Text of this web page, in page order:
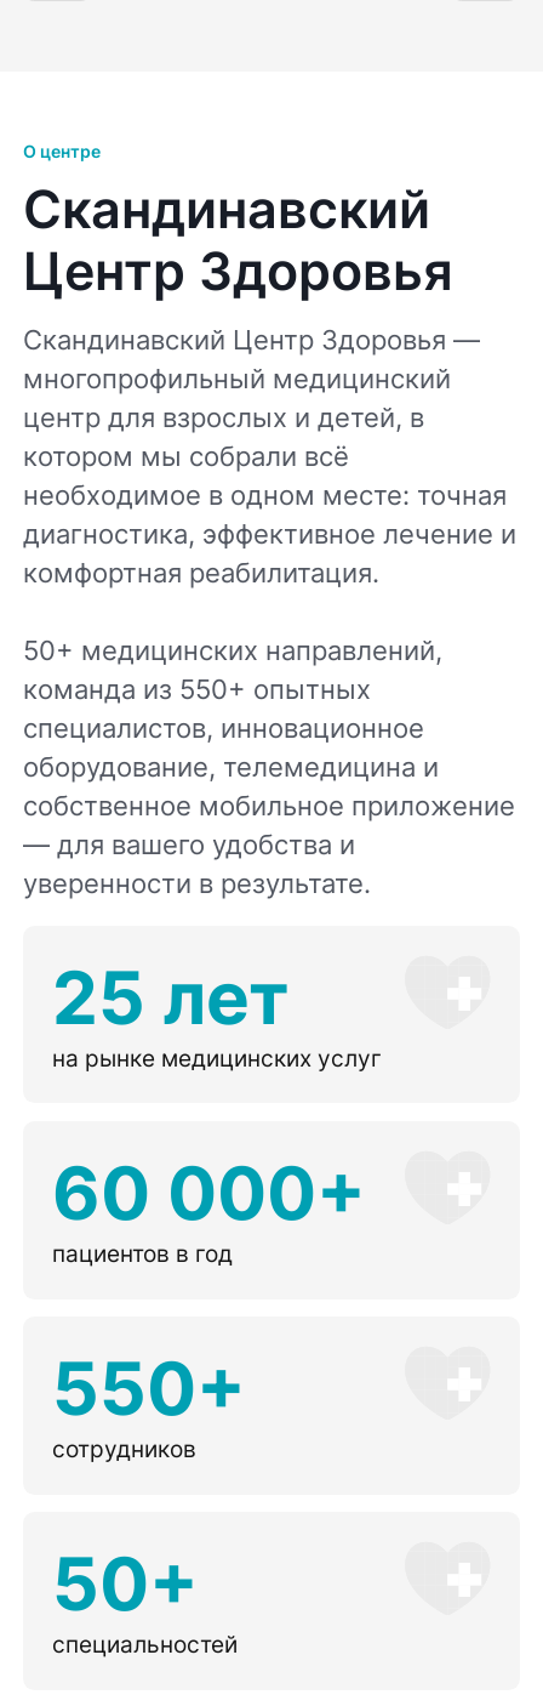
О центре
Скандинавский
Центр Здоровья
Скандинавский Центр Здоровья —
многопрофильный медицинский
центр для взрослых и детей, в
котором мы собрали всё
необходимое в одном месте: точная
диагностика, эффективное лечение и
комфортная реабилитация.
50+ медицинских направлений,
команда из 550+ опытных
специалистов, инновационное
оборудование, телемедицина и
собственное мобильное приложение
— для вашего удобства и
уверенности в результате.
25 лет
на рынке медицинских услуг
60 000+
пациентов в год
550+
сотрудников
50+
специальностей